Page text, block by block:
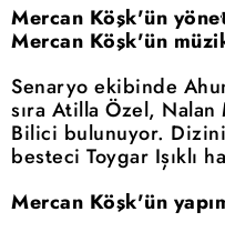
Mercan Köşk'ün
Mercan Köşk'ün
Senaryo ekibinde
sıra Atilla Özel,
Bilici bulunuyor.
besteci Toygar Işıklı
Mercan Köşk'ün